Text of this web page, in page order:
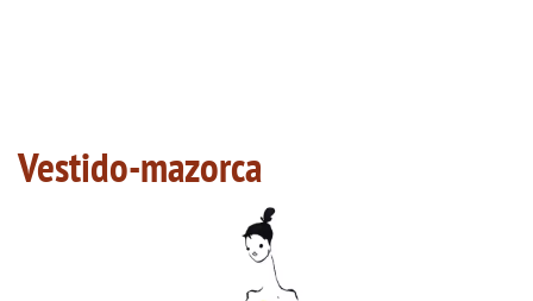
Vestido-mazorca